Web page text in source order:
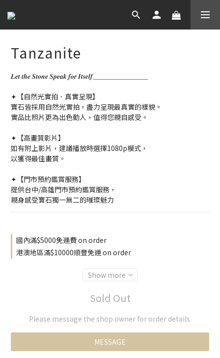
Tanzanite
𝑳𝒆𝒕 𝒕𝒉𝒆 𝑺𝒕𝒐𝒏𝒆 𝑺𝒑𝒆𝒂𝒌 𝒇𝒐𝒓 𝑰𝒕𝒔𝒆𝒍𝒇＿＿＿＿＿＿＿＿
✦【自然光實拍．真實呈現】
寶石皆採用自然光實拍，盡力呈現最真實的樣貌。
實品比照片更為出色動人，值得您親自感受。
✦【高畫質影片】
如有附上影片，建議播放時選擇1080p模式，
以獲得最佳畫質。
✦【門市預約鑑賞服務】
提供台中/高雄門市預約鑑賞服務，
親身感受寶石獨一無二的璀璨魅力
國內滿$5000免運費 on order
港澳地區滿$10000順豐免運 on order
Show more
Sold Out
Please message the shop owner for order details.
MESSAGE